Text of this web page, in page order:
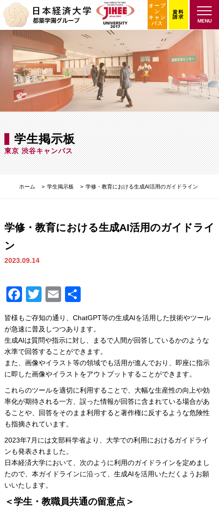
オープ
ン
キャン
パス
資料
請求
MENU
学生掲示板
東京 渋谷キャンパス
ホーム 学生掲示板 学修・教育における生成AI活用のガイドライン
学修・教育における生成AI活用のガイドライ
ン
2023.09.14
Facebook
TwitterEmail
皆様もご存知の通り、ChatGPT等の生成AIを活用した技術やツール
が急速に普及しつつあります。
生成AIは質問や指示に対し、まるで人間が回答しているかのような
水準で回答することができます。
また、画像やイラスト等の領域でも活用が進んでおり、即座に指示
に即した画像やイラストをアウトプットすることができます。
これらのツールを適切に利用することで、大幅な生産性の向上や効
率化が期待される一方、誤った情報が回答に含まれている場合があ
ることや、回答をそのまま利用すると著作権に反するような危険性
も指摘されています。
2023年7月には文部科学省より、大学での利用におけるガイドライ
ンも発表されました。
日本経済大学において、次のように利用のガイドラインを定めまし
たので、本ガイドラインに沿って、生成AIを活用いただくようお願
いいたします。
＜学生・教職員共通の留意点＞